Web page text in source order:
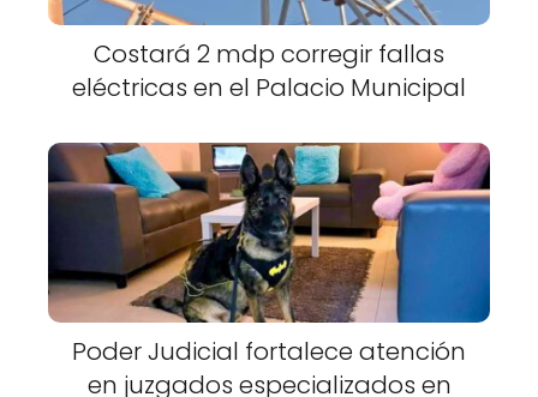
Costará 2 mdp corregir fallas
eléctricas en el Palacio Municipal
Poder Judicial fortalece atención
en juzgados especializados en